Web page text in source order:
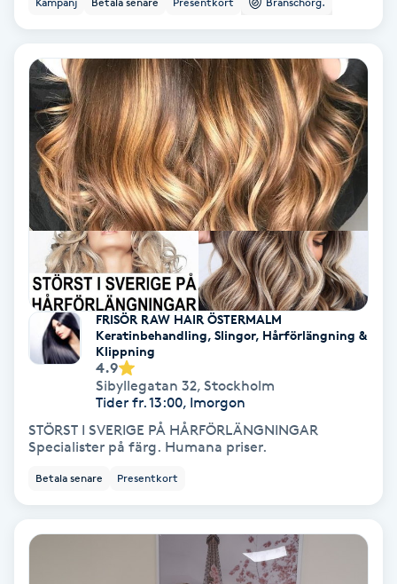
Babylights
Balayage
Bambumassage
Barber
Barnklippning
Bottenfärg
Brynformning
Brynfärgning
FRISÖR RAW HAIR ÖSTERMALM
Keratinbehandling, Slingor, Hårförlängning &
Klippning
4.9
Sibyllegatan 32, Stockholm
Tider fr. 13:00, Imorgon
STÖRST I SVERIGE PÅ HÅRFÖRLÄNGNINGAR
Specialister på färg. Humana priser.
Betala senare Presentkort